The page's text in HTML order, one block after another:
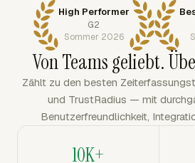
High Performer
G2
Sommer 2026
Von Teams geliebt.
Zählt zu den besten
und TrustRadius — mit
Benutzerfreundlichkeit,
10K+